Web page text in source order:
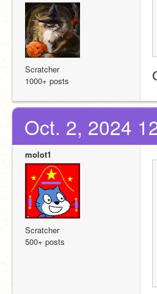
Scratcher
1000+ posts
Oct. 2, 2024
molot1
Scratcher
500+ posts